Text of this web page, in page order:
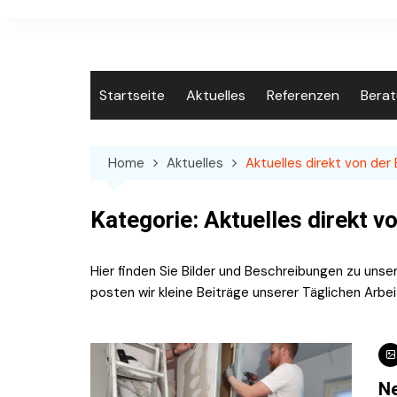
Startseite Aktuelles Referenzen
Home Aktuelles Aktuelles direkt von der
Kategorie: Aktuelles direkt
Hier finden Sie Bilder und Beschreibungen zu
posten wir kleine Beiträge unserer Täglichen